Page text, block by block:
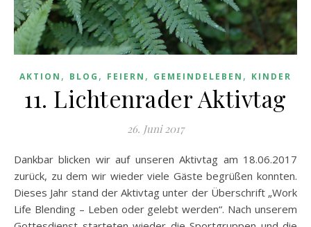
AKTION , BLOG , FEIERN , GEMEINDELEBEN , KINDER
11. Lichtenrader Aktivtag
26. Juni 2017
Dankbar blicken wir auf unseren Aktivtag am 18.06.2017
zurück, zu dem wir wieder viele Gäste begrüßen konnten.
Dieses Jahr stand der Aktivtag unter der Überschrift „Work
Life Blending – Leben oder gelebt werden“. Nach unserem